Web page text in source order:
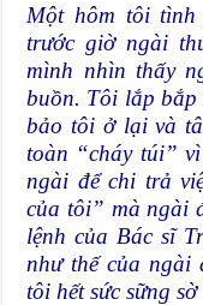
Một hôm tôi
trước giờ ngài
mình nhìn thấy
buồn. Tôi lắp
bảo tôi ở lại và
toàn “cháy túi”
ngài để chi trả
của tôi” mà ngài
lệnh của Bác sĩ
như thế của ngài
tôi hết sức sững